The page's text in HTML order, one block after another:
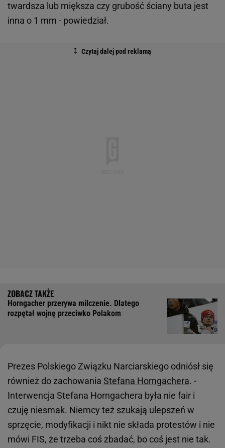
twardsza lub miększa czy grubość ściany buta jest
inna o 1 mm - powiedział.
Horngacher przerywa milczenie. Dlatego
rozpętał wojnę przeciwko Polakom
Prezes Polskiego Związku Narciarskiego odniósł się
również do zachowania Stefana Horngachera. -
Interwencja Stefana Horngachera była nie fair i
czuję niesmak. Niemcy też szukają ulepszeń w
sprzęcie, modyfikacji i nikt nie składa protestów i nie
mówi FIS, że trzeba coś zbadać, bo coś jest nie tak.